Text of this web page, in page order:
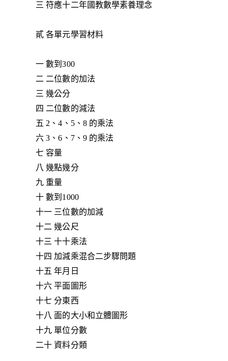
三 符應十二年國教數學素養理念
貳 各單元學習材料
一 數到300
二 二位數的加法
三 幾公分
四 二位數的減法
五 2、4、5、8 的乘法
六 3、6、7、9 的乘法
七 容量
八 幾點幾分
九 重量
十 數到1000
十一 三位數的加減
十二 幾公尺
十三 十十乘法
十四 加減乘混合二步驟問題
十五 年月日
十六 平面圖形
十七 分東西
十八 面的大小和立體圖形
十九 單位分數
二十 資料分類